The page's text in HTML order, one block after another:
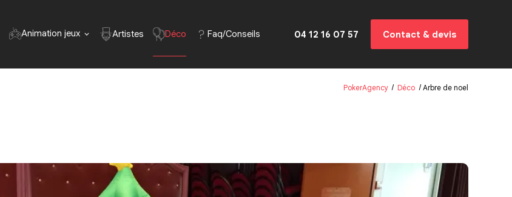
Animation jeux Artistes Déco Faq/Conseils 04 12 16 07 57 Contact & devis
PokerAgency Déco Arbre de noel